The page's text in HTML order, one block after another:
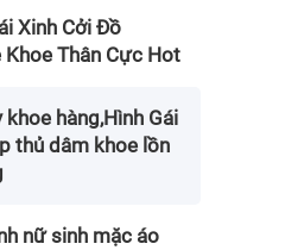
Xinh Cởi Đồ
Khoe Thân Cực Hot
khoe hàng,Hình Gái
thủ dâm khoe lồn
nữ sinh mặc áo